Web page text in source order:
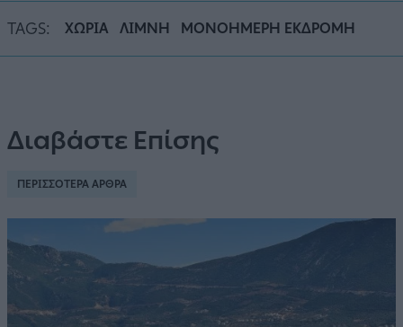
TAGS: ΧΩΡΙΑ ΛΙΜΝΗ ΜΟΝΟΗΜΕΡΗ ΕΚΔΡΟΜΗ
Διαβάστε Επίσης
ΠΕΡΙΣΣΟΤΕΡΑ ΑΡΘΡΑ